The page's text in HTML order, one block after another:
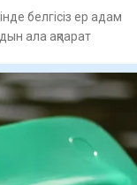
белгісіз ер адам
ала ақпарат